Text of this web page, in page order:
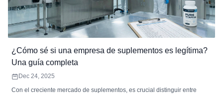
¿Cómo sé si una empresa de suplementos es legítima?
Una guía completa
Dec 24, 2025
Con el creciente mercado de suplementos, es crucial distinguir entre